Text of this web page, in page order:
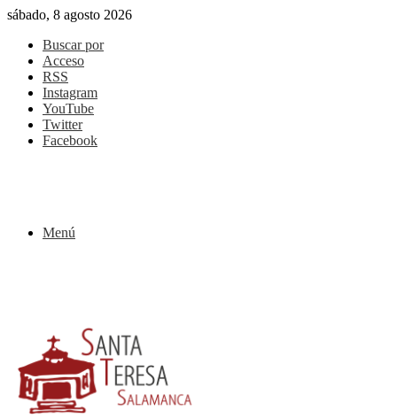
sábado, 8 agosto 2026
Buscar por
Acceso
RSS
Instagram
YouTube
Twitter
Facebook
Menú